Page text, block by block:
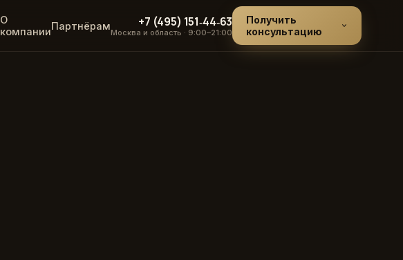
О
компанииПартнёрам +7 (495) 151‑44‑63
Москва и область · 9:00–21:00
Получить
консультацию